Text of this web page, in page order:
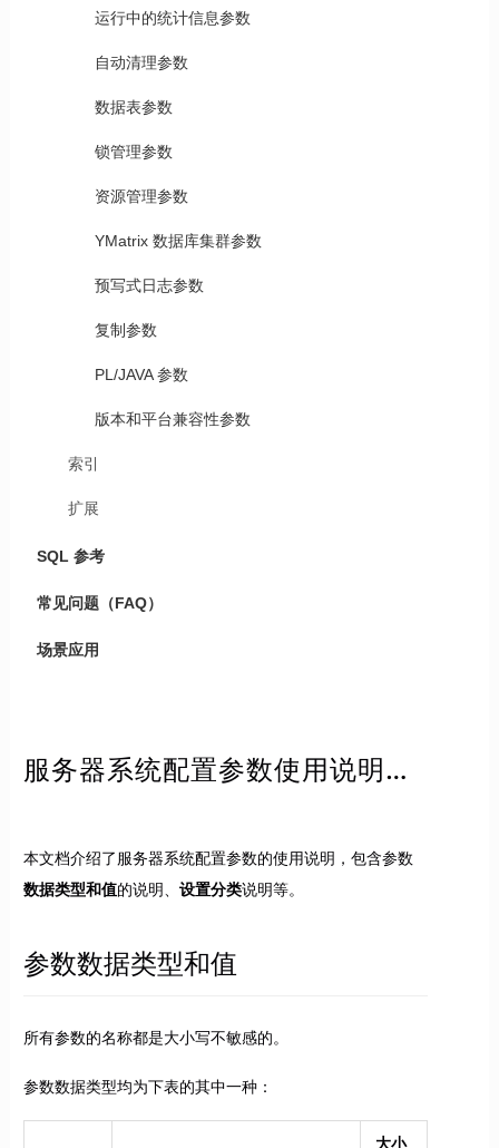
运行中的统计信息参数
自动清理参数
数据表参数
锁管理参数
资源管理参数
YMatrix 数据库集群参数
预写式日志参数
复制参数
PL/JAVA 参数
版本和平台兼容性参数
索引
扩展
SQL 参考
常见问题（FAQ）
场景应用
服务器系统配置参数使用说明（必读）
本文档介绍了服务器系统配置参数的使用说明，包含参数
数据类型和值的说明、 设置分类说明等。
参数数据类型和值
所有参数的名称都是大小写不敏感的。
参数数据类型均为下表的其中一种：
大小